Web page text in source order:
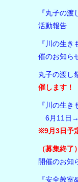
『丸子の
活動報告
『川の生
催のお知ら
丸子の渡し
催します！
『川の生
6月11日
※9月3日予
（募集終了
開催のお知
『安全教